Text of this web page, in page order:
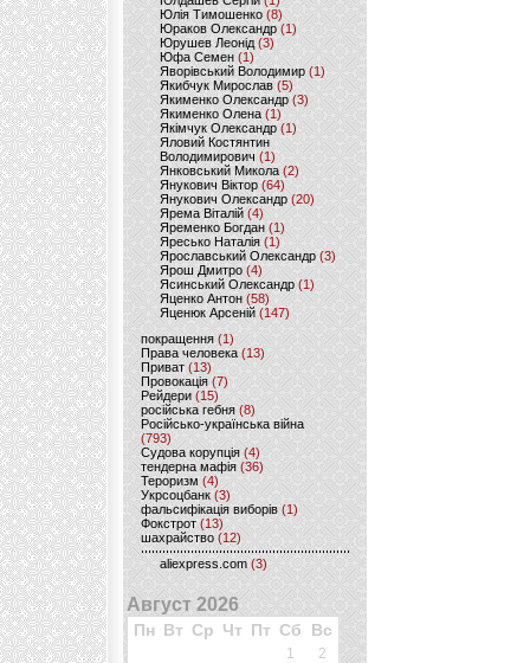
Юлія Тимошенко (8)
Юраков Олександр (1)
Юрушев Леонід (3)
Юфа Семен (1)
Яворівський Володимир (1)
Якибчук Мирослав (5)
Якименко Олександр (3)
Якименко Олена(1)
Якімчук Олександр (1)
Яловий Костянтин
Володимирович (1)
Янковський Микола(2)
Янукович Віктор (64)
Янукович Олександр(20)
Ярема Віталій(4)
Яременко Богдан(1)
Яресько Наталія(1)
Ярославський Олександр (3)
Ярош Дмитро (4)
Ясинський Олександр (1)
Яценко Антон(58)
Яценюк Арсеній (147)
покращення (1)
Права человека(13)
Приват (13)
Провокація (7)
Рейдери (15)
російська гебня (8)
Російсько-українська війна
(793)
Судова корупція (4)
тендерна мафія (36)
Тероризм (4)
Укрсоцбанк (3)
фальсифікація виборів (1)
Фокстрот(13)
шахрайство (12)
aliexpress.com (3)
Август 2026
Пн Вт Ср Чт Пт Сб Вс
1
2